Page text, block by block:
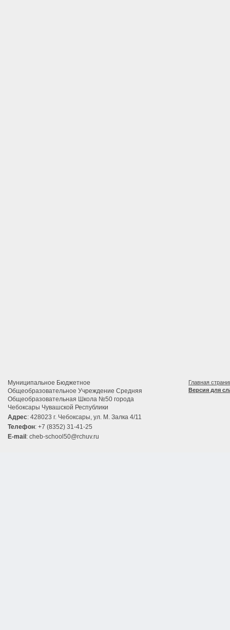
Муниципальное Бюджетное
Общеобразовательное Учреждение Средняя
Общеобразовательная Школа №50 города
Чебоксары Чувашской Республики
Адрес: 428023 г. Чебоксары, ул. М. Залка 4/11
Телефон: +7 (8352) 31-41-25
E-mail: cheb-school50@rchuv.ru
Главная
Версия для